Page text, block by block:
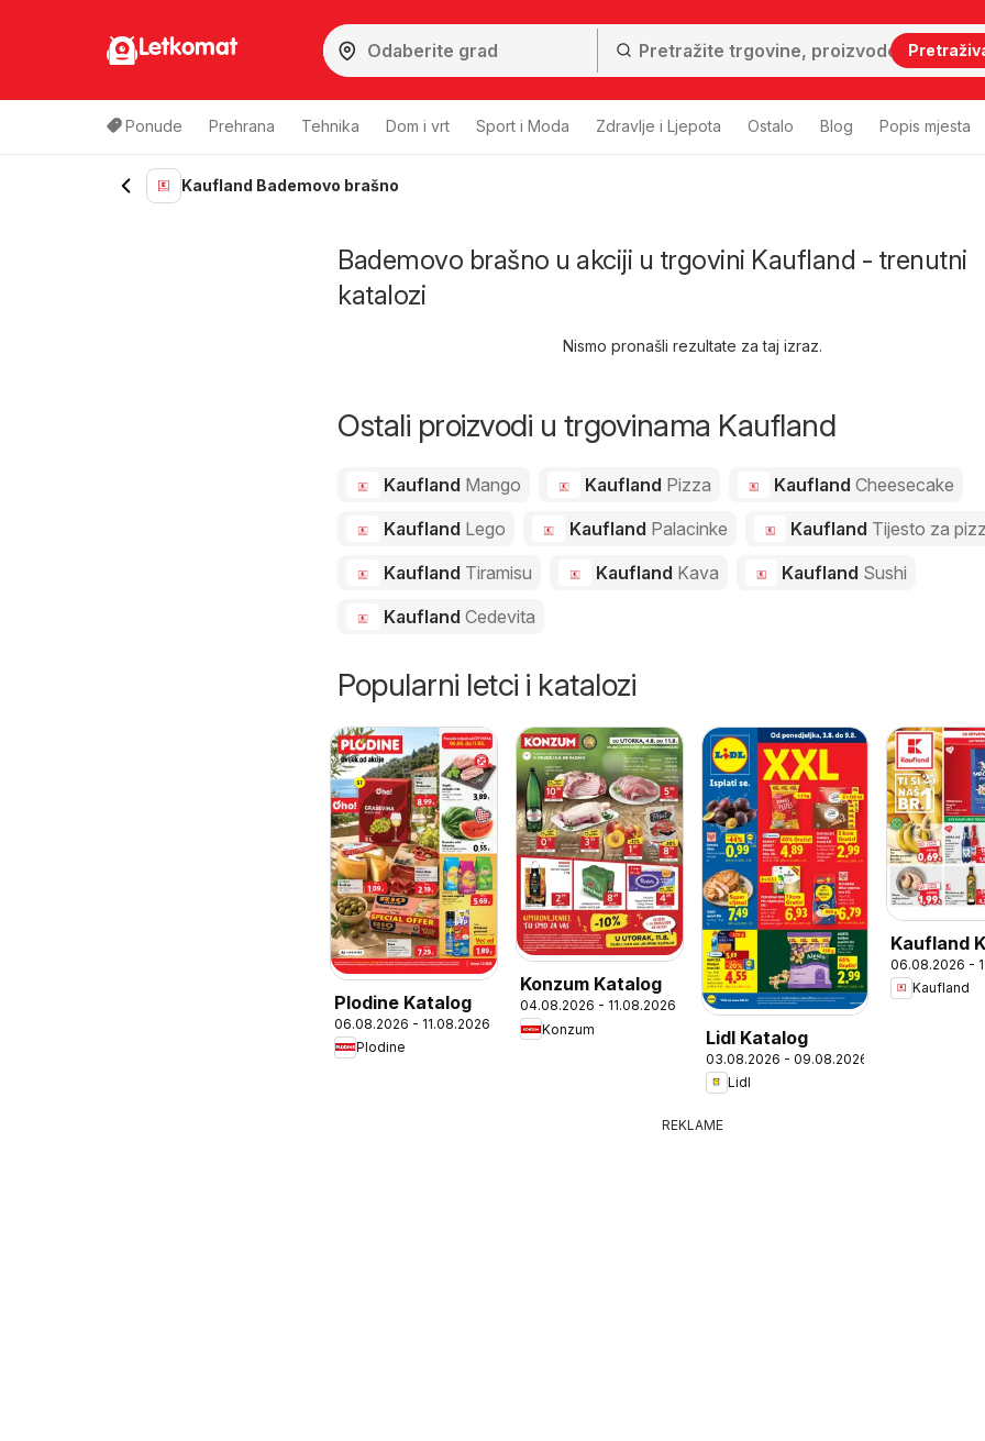
Letkomat
Ponude Prehrana Tehnika Dom i vrt Sport i Moda Zdravlje i Ljepota Ostalo Blog Popis mjesta
Kaufland Bademovo brašno
Bademovo brašno u akciji u trgovini Kaufland - trenutni
katalozi
Nismo pronašli rezultate za taj izraz.
Ostali proizvodi u trgovinama Kaufland
Kaufland Mango Kaufland Pizza KauflandCheesecake
Kaufland Lego Kaufland Palacinke Kaufland Tijesto za
Kaufland Tiramisu Kaufland Kava Kaufland Sushi
Kaufland Cedevita
Popularni letci i katalozi
Plodine Katalog
06.08.2026 - 11.08.2026
Plodine
Konzum Katalog
04.08.2026 - 11.08.2026
Konzum
Lidl Katalog
03.08.2026 - 09.08.2026
Lidl
Kaufland
06.08.2026 -
Kaufland
REKLAME